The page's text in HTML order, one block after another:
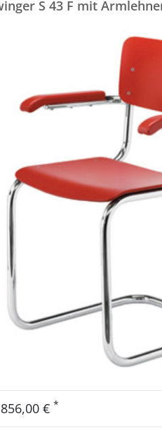
S 43 F mit
€ *